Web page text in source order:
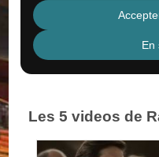
En
Les 5 videos de